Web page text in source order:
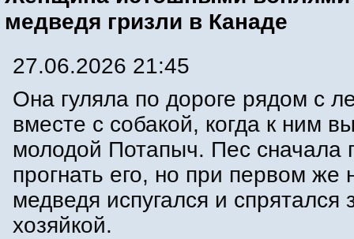
медведя гризли в Канаде
27.06.2026 21:45
Она гуляла по дороге рядом с
вместе с собакой, когда к ним
молодой Потапыч. Пес сначала
прогнать его, но при первом же
медведя испугался и спрятался
хозяйкой.